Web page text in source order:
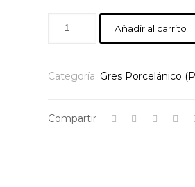
Añadir al carrito
Categoría: Gres Porcelánico
Compartir